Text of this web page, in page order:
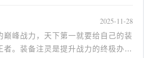
峰战力，天下第一就要给自己的装
。装备注灵是提升战力的终极办
2025-11-28